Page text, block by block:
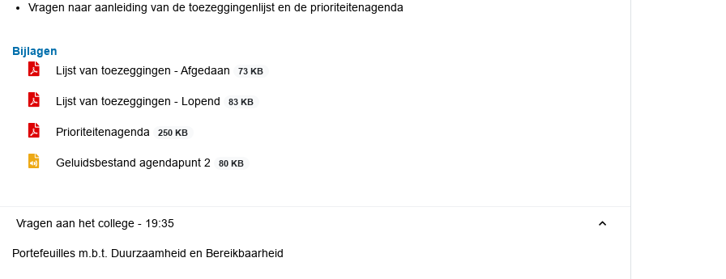
Vragen naar aanleiding van de toezeggingenlijst en de prioriteitenagenda
Bijlagen
Lijst van toezeggingen - Afgedaan
73 KB
Lijst van toezeggingen - Lopend 83 KB
Prioriteitenagenda 250 KB
Geluidsbestand agendapunt 2 80 KB
Vragen aan het college - 19:35
Portefeuilles m.b.t. Duurzaamheid en Bereikbaarheid